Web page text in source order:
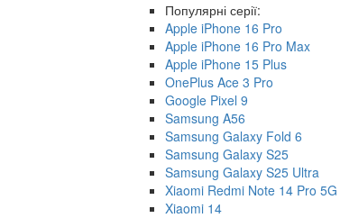
Популярні серії:
Apple iPhone 16 Pro
Apple iPhone 16 Pro Max
Apple iPhone 15 Plus
OnePlus Ace 3 Pro
Google Pixel 9
Samsung A56
Samsung Galaxy Fold 6
Samsung Galaxy S25
Samsung Galaxy S25 Ultra
Xiaomi Redmi Note 14 Pro 5G
Xiaomi 14